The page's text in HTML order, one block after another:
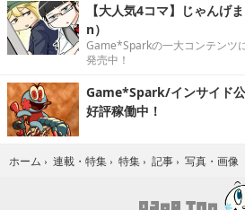
【大人気4コマ】じゃん
n）
Game*Sparkの一大コンテンツ
発売中！
Game*Spark/インサイド
好評稼働中！
ホーム › 連載・特集 › 特集 › 記事 › 写真・画像